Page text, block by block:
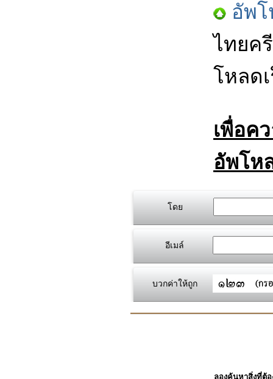
อัพ
ไทยค
โหลด
เพื่อค
อัพโห
โดย
อีเมล์
บวกค่าให้ถูก
ลองค้นหาสิ่งที่ต้อ